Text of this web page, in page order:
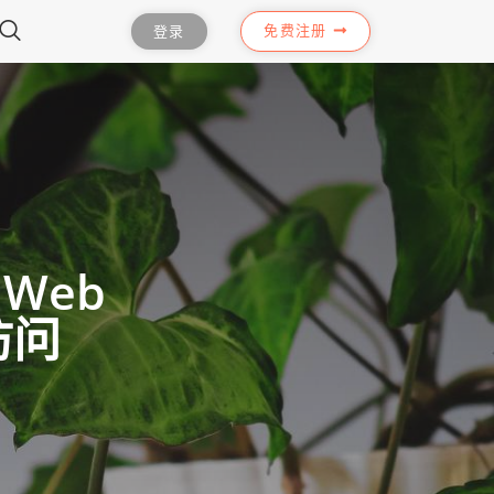
登录 免费注册